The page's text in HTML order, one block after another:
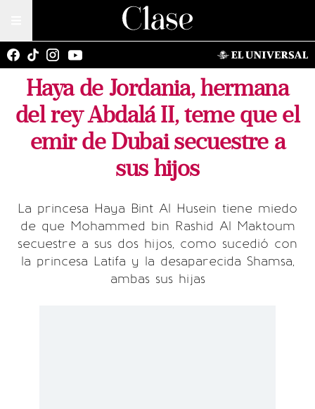
Haya de Jordania, hermana
del rey Abdalá II, teme que el
emir de Dubai secuestre a
sus hijos
La princesa Haya Bint Al Husein tiene miedo
de que Mohammed bin Rashid Al Maktoum
secuestre a sus dos hijos, como sucedió con
la princesa Latifa y la desaparecida Shamsa,
ambas sus hijas